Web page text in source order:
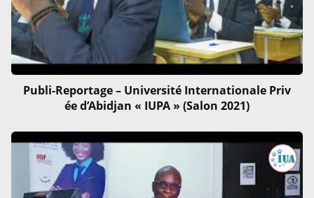
Publi-Reportage – Université Internationale Priv
ée d’Abidjan « IUPA » (Salon 2021)